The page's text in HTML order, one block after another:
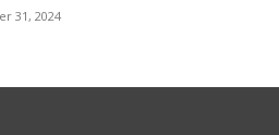
31, 2024